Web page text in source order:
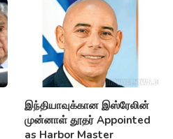
இந்தியாவுக்கான இஸ்ரேலின்
முன்னாள் தூதர் Appointed
as Harbor Master